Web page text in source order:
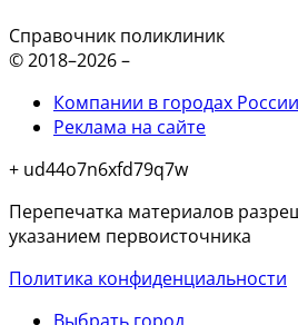
Справочник поликлиник
© 2018–2026 –
Компании в городах России
Реклама на сайте
+ ud44o7n6xfd79q7w
Перепечатка материалов
указанием первоисточника
Политика конфиденциальности